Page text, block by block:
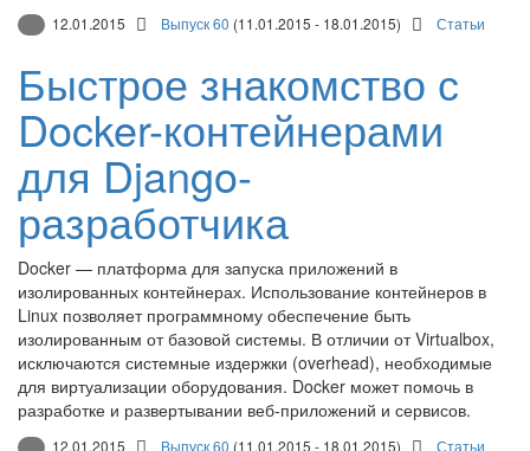
12.01.2015 Выпуск 60 (11.01.2015 - 18.01.2015) Статьи
Быстрое знакомство с
Docker-контейнерами
для Django-
разработчика
Docker — платформа для запуска приложений в
изолированных контейнерах. Использование контейнеров в
Linux позволяет программному обеспечение быть
изолированным от базовой системы. В отличии от Virtualbox,
исключаются системные издержки (overhead), необходимые
для виртуализации оборудования. Docker может помочь в
разработке и развертывании веб-приложений и сервисов.
12.01.2015 Выпуск 60 (11.01.2015 - 18.01.2015) Статьи